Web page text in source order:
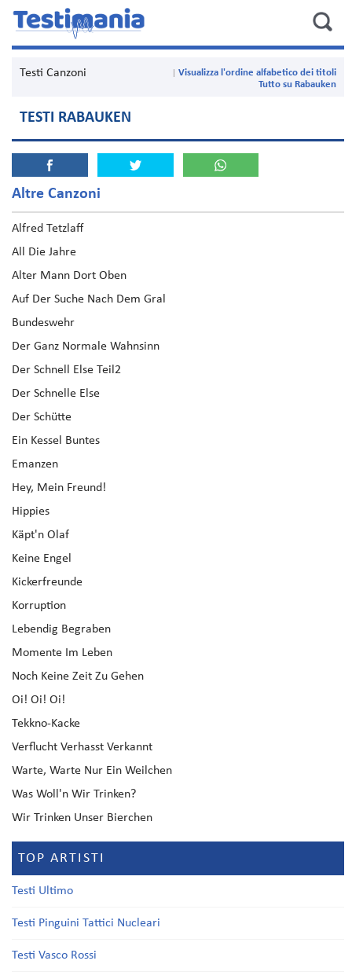
Testi Canzoni
Visualizza l'ordine alfabetico dei titoli
Tutto su Rabauken
TESTI RABAUKEN
Altre Canzoni
Alfred Tetzlaff
All Die Jahre
Alter Mann Dort Oben
Auf Der Suche Nach Dem Gral
Bundeswehr
Der Ganz Normale Wahnsinn
Der Schnell Else Teil2
Der Schnelle Else
Der Schütte
Ein Kessel Buntes
Emanzen
Hey, Mein Freund!
Hippies
Käpt'n Olaf
Keine Engel
Kickerfreunde
Korruption
Lebendig Begraben
Momente Im Leben
Noch Keine Zeit Zu Gehen
Oi! Oi! Oi!
Tekkno-Kacke
Verflucht Verhasst Verkannt
Warte, Warte Nur Ein Weilchen
Was Woll'n Wir Trinken?
Wir Trinken Unser Bierchen
TOP ARTISTI
Testi Ultimo
Testi Pinguini Tattici Nucleari
Testi Vasco Rossi